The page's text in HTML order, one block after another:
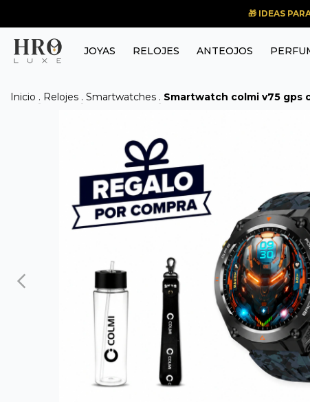
🎁 IDEAS
JOYAS RELOJES ANTEOJOS
Inicio . Relojes . Smartwatches . Smartwatch colmi v75 gps